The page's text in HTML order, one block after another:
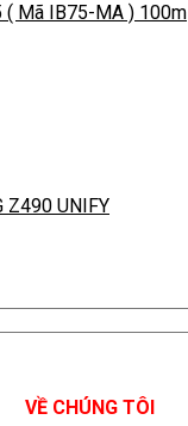
( Mã IB75-MA ) 100m
Z490 UNIFY
VỀ CHÚNG TÔI